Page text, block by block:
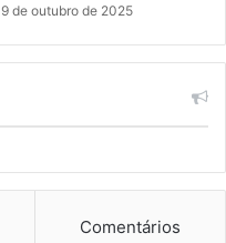
9 de outubro de 2025
Comentários